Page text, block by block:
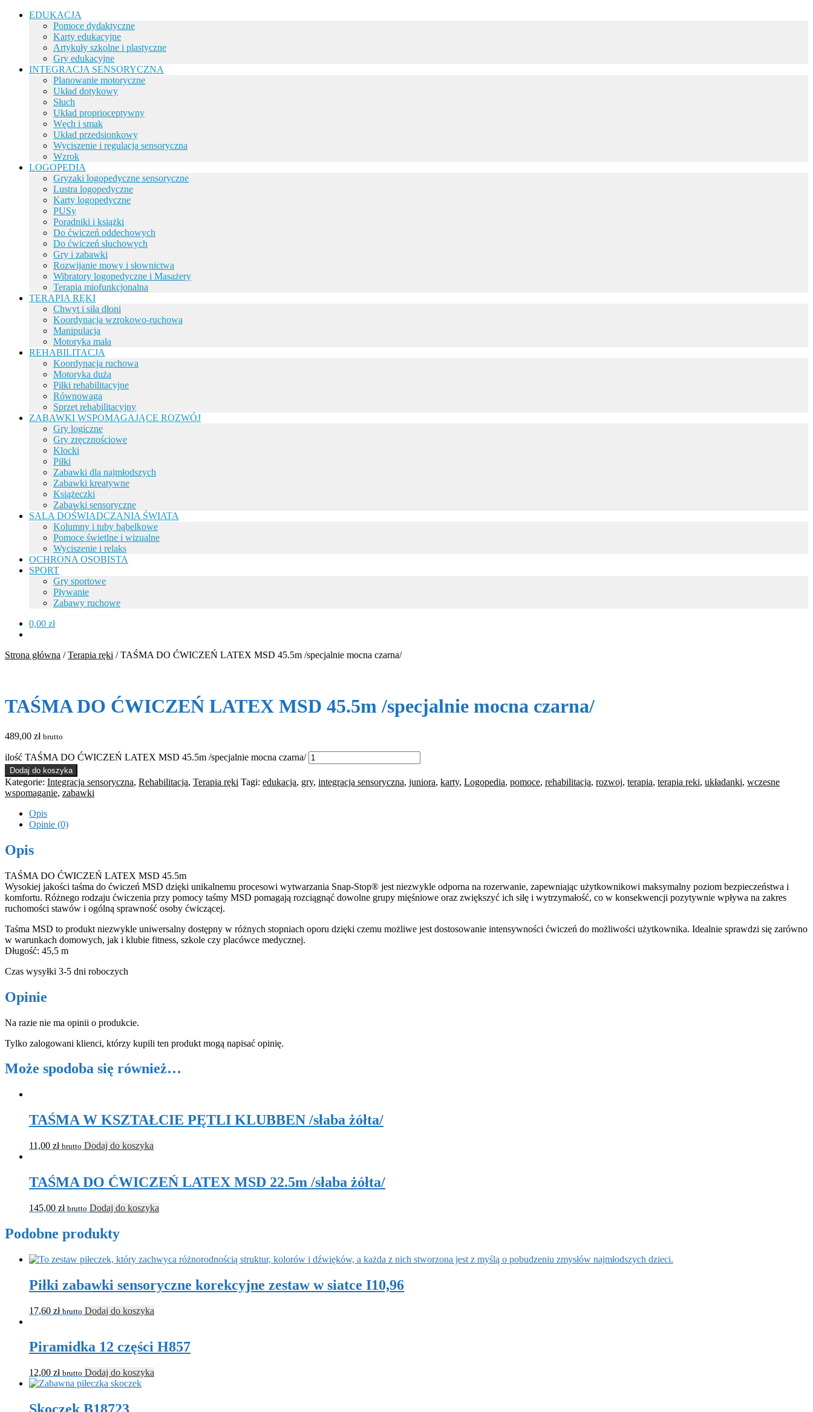
EDUKACJA
Pomoce dydaktyczne
Karty edukacyjne
Artykuły szkolne i plastyczne
Gry edukacyjne
INTEGRACJA SENSORYCZNA
Planowanie motoryczne
Układ dotykowy
Słuch
Układ proprioceptywny
Węch i smak
Układ przedsionkowy
Wyciszenie i regulacja sensoryczna
Wzrok
LOGOPEDIA
Gryzaki logopedyczne sensoryczne
Lustra logopedyczne
Karty logopedyczne
PUSy
Poradniki i książki
Do ćwiczeń oddechowych
Do ćwiczeń słuchowych
Gry i zabawki
Rozwijanie mowy i słownictwa
Wibratory logopedyczne i Masażery
Terapia miofunkcjonalna
TERAPIA RĘKI
Chwyt i siła dłoni
Koordynacja wzrokowo-ruchowa
Manipulacja
Motoryka mała
REHABILITACJA
Koordynacja ruchowa
Motoryka duża
Piłki rehabilitacyjne
Równowaga
Sprzęt rehabilitacyjny
ZABAWKI WSPOMAGAJĄCE ROZWÓJ
Gry logiczne
Gry zręcznościowe
Klocki
Piłki
Zabawki dla najmłodszych
Zabawki kreatywne
Książeczki
Zabawki sensoryczne
SALA DOŚWIADCZANIA ŚWIATA
Kolumny i tuby bąbelkowe
Pomoce świetlne i wizualne
Wyciszenie i relaks
OCHRONA OSOBISTA
SPORT
Gry sportowe
Pływanie
Zabawy ruchowe
0,00 zł
Strona główna /Terapia ręki /TAŚMA DO ĆWICZEŃ LATEX MSD 45.5m /specjalnie mocna czarna/
TAŚMA DO ĆWICZEŃ LATEX MSD 45.5m /specjalnie mocna czarna/
489,00 zł brutto
ilość TAŚMA DO ĆWICZEŃ LATEX MSD 45.5m /specjalnie mocna czarna/
Dodaj do koszyka
Kategorie: Integracja sensoryczna, Rehabilitacja, Terapia ręki Tagi: edukacja, gry, integracja sensoryczna, juniora, karty, Logopedia, pomoce, rehabilitacja, rozwoj, terapia, terapia reki, układanki, wczesne
wspomaganie, zabawki
Opis
Opinie (0)
Opis
TAŚMA DO ĆWICZEŃ LATEX MSD 45.5m
Wysokiej jakości taśma do ćwiczeń MSD dzięki unikalnemu procesowi wytwarzania Snap-Stop® jest niezwykle odporna na rozerwanie, zapewniając użytkownikowi maksymalny poziom bezpieczeństwa i
komfortu. Różnego rodzaju ćwiczenia przy pomocy taśmy MSD pomagają rozciągnąć dowolne grupy mięśniowe oraz zwiększyć ich siłę i wytrzymałość, co w konsekwencji pozytywnie wpływa na zakres
ruchomości stawów i ogólną sprawność osoby ćwiczącej.
Taśma MSD to produkt niezwykle uniwersalny dostępny w różnych stopniach oporu dzięki czemu możliwe jest dostosowanie intensywności ćwiczeń do możliwości użytkownika. Idealnie sprawdzi się zarówno
w warunkach domowych, jak i klubie fitness, szkole czy placówce medycznej.
Długość: 45,5 m
Czas wysyłki 3-5 dni roboczych
Opinie
Na razie nie ma opinii o produkcie.
Tylko zalogowani klienci, którzy kupili ten produkt mogą napisać opinię.
Może spodoba się również…
TAŚMA W KSZTAŁCIE PĘTLI KLUBBEN /słaba żółta/
11,00 zł brutto Dodaj do koszyka
TAŚMA DO ĆWICZEŃ LATEX MSD 22.5m /słaba żółta/
145,00 zł brutto Dodaj do koszyka
Podobne produkty
Piłki zabawki sensoryczne korekcyjne zestaw w siatce I10,96
17,60 zł brutto Dodaj do koszyka
Piramidka 12 części H857
12,00 zł brutto Dodaj do koszyka